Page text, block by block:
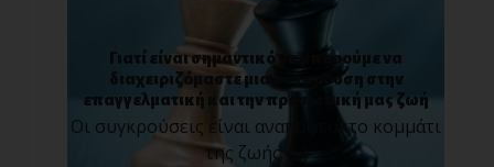
Γιατί είναι σημαντικό να μπορούμε να
διαχειριζόμαστε μια σύγκρουση στην
επαγγελματική και την προσωπική μας ζωή
Οι συγκρούσεις είναι αναπόφευκτο κομμάτι
της ζωής [...]